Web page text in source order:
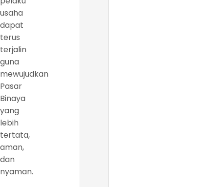
usaha
dapat
terus
terjalin
guna
mewujudkan
Pasar
Binaya
yang
lebih
tertata,
aman,
dan
nyaman.